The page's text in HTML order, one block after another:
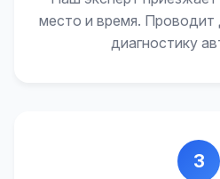
место и время. Проводит
диагностику
3